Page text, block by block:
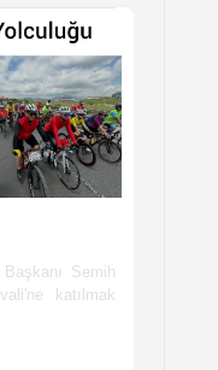
Semih
katılmak